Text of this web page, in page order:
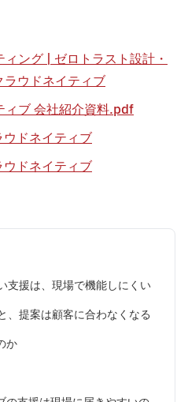
ング | ゼロトラスト設計・
ウドネイティブ
ィブ 会社紹介資料.pdf
ドネイティブ
ドネイティブ
支援は、現場で機能しにくい
、提案は顧客に合わなくなる
か